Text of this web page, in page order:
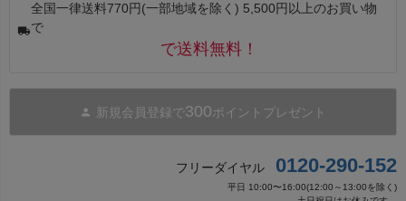
全国一律送料770円(一部地域を除く) 5,500円以上のお買い物
で
で送料無料！
新規会員登録で300ポイントプレゼント
フリーダイヤル 0120-290-152
平日 10:00〜16:00(12:00～13:00を除く)